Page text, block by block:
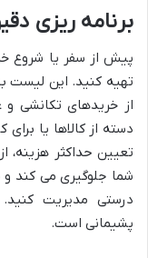
برنامه ریزی
پیش از سفر یا شروع
تهیه کنید. این لیست
از خریدهای تکانشی و
دسته از کالاها یا
تعیین حداکثر هزینه،
شما جلوگیری می کند
درستی مدیریت
پشیمانی است.